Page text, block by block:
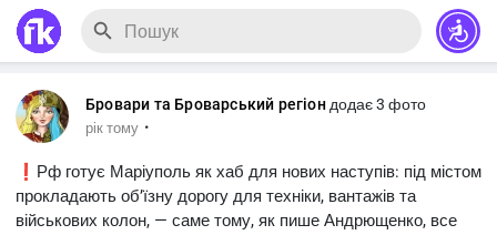
Бровари та Броварський регіон додає 3 фото
рік тому ·
❗️Рф готує Маріуполь як хаб для нових наступів: під містом
прокладають об’їзну дорогу для техніки, вантажів та
військових колон, — саме тому, як пише Андрющенко, все